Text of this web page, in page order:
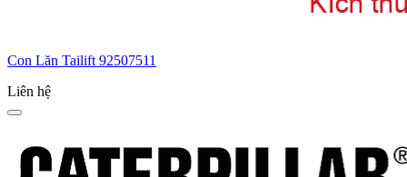
Con Lăn Tailift 92507511
Liên hệ